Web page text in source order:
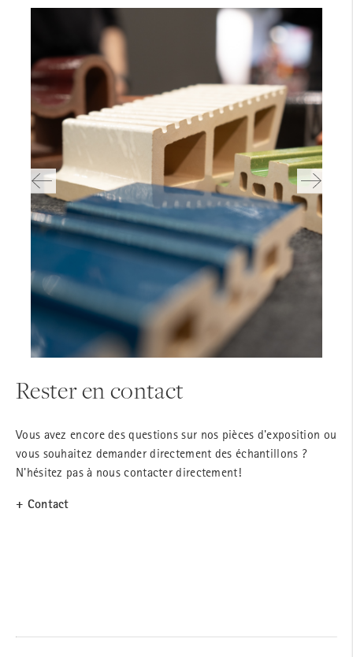
Rester en contact
Vous avez encore des questions sur nos pièces d'exposition ou
vous souhaitez demander directement des échantillons ?
N'hésitez pas à nous contacter directement!
+ Contact